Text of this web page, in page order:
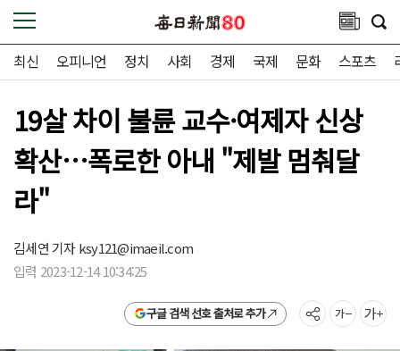
최신 오피니언 정치 사회 경제 국제 문화 스포츠
19살 차이 불륜 교수·여제자 신상
확산…폭로한 아내 "제발 멈춰달
라"
김세연 기자ksy121@imaeil.com
입력 2023-12-14 10:34:25
구글 검색 선호 출처로 추가